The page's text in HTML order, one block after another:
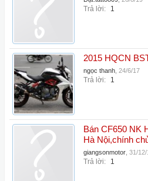
Trả lời: 1
2015 HQCN
ngọc thanh 24/6/17
Trả lời: 1
Bán CF650 NK
Hà Nội,chính
giangsonmotor 31/12/
Trả lời: 1